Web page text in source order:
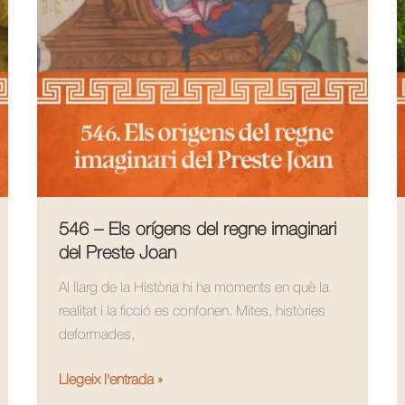
546 – Els orígens del regne imaginari
del Preste Joan
Al llarg de la Història hi ha moments en què la
realitat i la ficció es confonen. Mites, històries
deformades,
546
Llegeix l'entrada »